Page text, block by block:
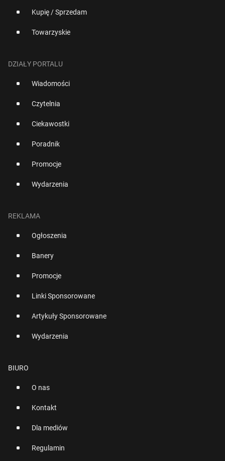
Kupię / Sprzedam
Towarzyskie
DZIAŁY PORTALU
Wiadomości
Czytelnia
Ciekawostki
Poradnik
Promocje
Wydarzenia
REKLAMA
Ogłoszenia
Banery
Promocje
Linki Sponsorowane
Artykuły Sponsorowane
Wydarzenia
BIURO
O nas
Kontakt
Dla mediów
Regulamin